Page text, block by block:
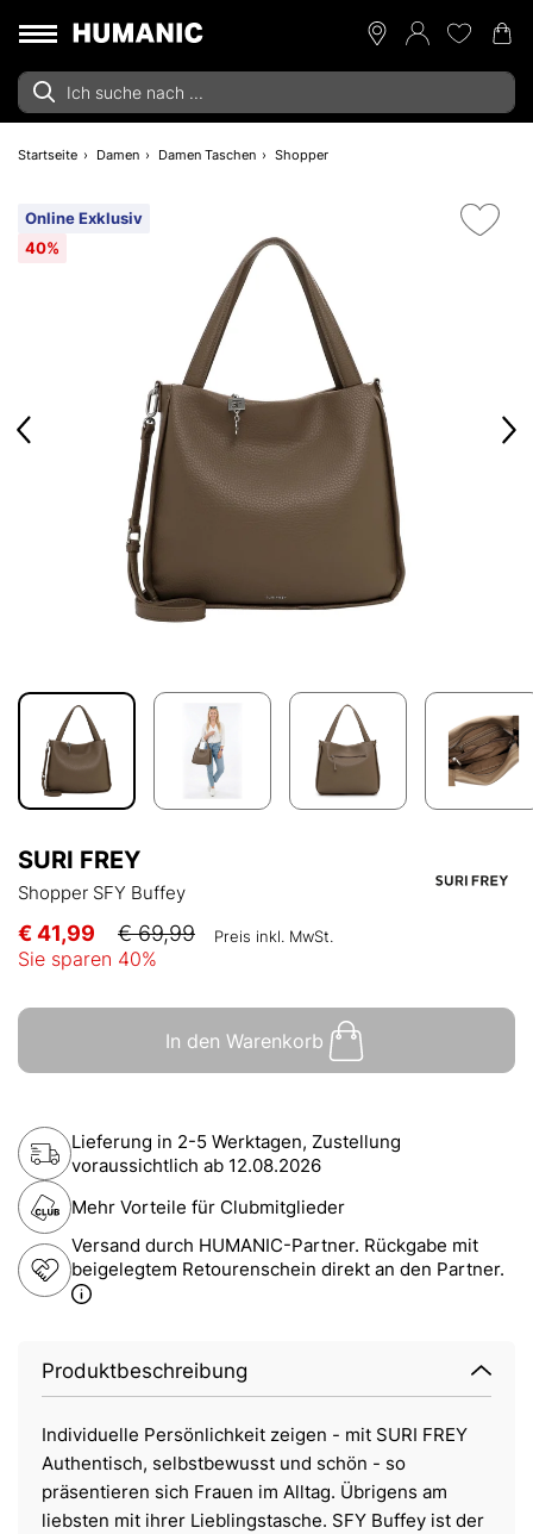
Startseite Damen Damen Taschen Shopper
Online Exklusiv
40%
SURI FREY
Shopper SFY Buffey
€ 41,99 € 69,99 Preis inkl. MwSt.
Sie sparen 40%
In den Warenkorb
Lieferung in 2-5 Werktagen, Zustellung
voraussichtlich ab 12.08.2026
Mehr Vorteile für Clubmitglieder
Versand durch HUMANIC-Partner. Rückgabe mit
beigelegtem Retourenschein direkt an den Partner.
Produktbeschreibung
Individuelle Persönlichkeit zeigen - mit SURI FREY
Authentisch, selbstbewusst und schön - so
präsentieren sich Frauen im Alltag. Übrigens am
liebsten mit ihrer Lieblingstasche. SFY Buffey ist der